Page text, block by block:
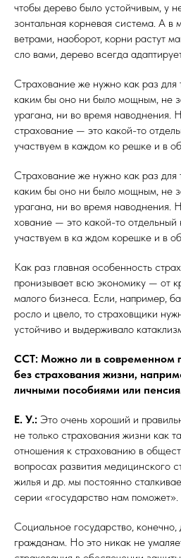
чтобы дерево было устойчивым, у
зонтальная корневая система. А в
ветрами, наоборот, корни растут
сло вами, дерево всегда
Страхование же нужно как раз для
каким бы оно ни было мощным, не
урагана, ни во время наводнения.
страхование — это какой-то
участвуем в каждом ко решке и в
Страхование же нужно как раз для
каким бы оно ни было мощным, не
урагана, ни во время наводнения.
хование — это какой-то
участвуем в ка ждом корешке и в
Как раз главная особенность
пронизывает всю экономику — от
малого бизнеса. Если, например,
росло и цвело, то страховщики
устойчиво и выдерживало
ССТ: Можно ли в современном
без страхования жизни,
личными пособиями или
Е. У.: Это очень хороший и
не только страхования жизни как
отношения к страхованию в
вопросах развития медицинского
жилья и др. мы постоянно
серии «государство нам поможет».
Социальное государство,
гражданам. Но это никак не